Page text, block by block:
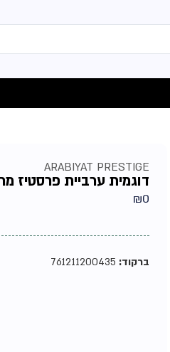
ARABIYAT PRESTIGE
דוגמית ערביית פרסטיז
₪0
ברקוד: